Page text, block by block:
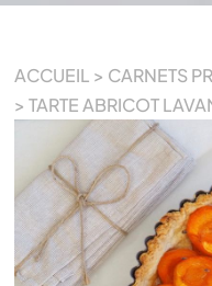
ACCUEIL > CARNETS
>TARTE ABRICOT